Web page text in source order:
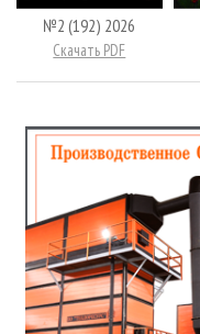
№2 (192) 2026
Скачать PDF